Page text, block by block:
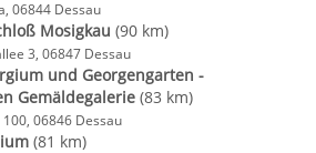
06844 Dessau
Mosigkau (90 km)
3, 06847 Dessau
und Georgengarten -
Gemäldegalerie(83 km)
06846 Dessau
(81 km)